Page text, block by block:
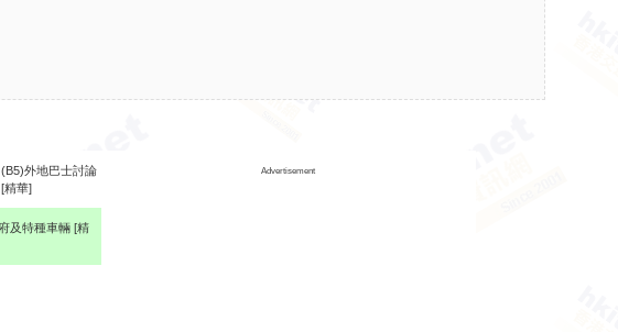
(B5)外地巴士討論
[精華]
Advertisement
及特種車輛 [精